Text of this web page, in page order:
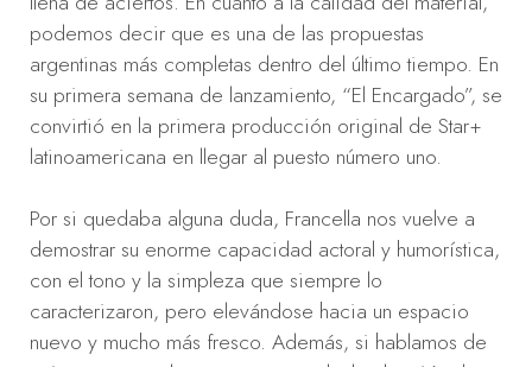
podemos decir que es una de las propuestas
argentinas más completas dentro del último tiempo. En
su primera semana de lanzamiento, “El Encargado”, se
convirtió en la primera producción original de Star+
latinoamericana en llegar al puesto número uno.
Por si quedaba alguna duda, Francella nos vuelve a
demostrar su enorme capacidad actoral y humorística,
con el tono y la simpleza que siempre lo
caracterizaron, pero elevándose hacia un espacio
nuevo y mucho más fresco. Además, si hablamos de